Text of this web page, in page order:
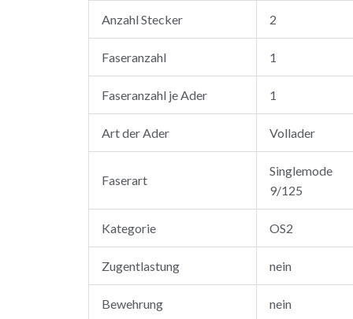
Anzahl Stecker 2
Faseranzahl 1
Faseranzahl je Ader 1
Art der Ader Vollader
Faserart
Singlemode
9/125
Kategorie OS2
Zugentlastung nein
Bewehrung nein